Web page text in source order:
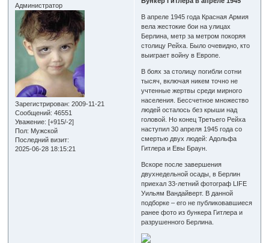
Администратор
Зарегистрирован: 2009-11-21
Сообщений: 46551
Уважение: [+915/-2]
Пол: Мужской
Последний визит:
2025-06-28 18:15:21
В апреле 1945 года Красная Армия
вела жестокие бои на улицах
Берлина, метр за метром покоряя
столицу Рейха. Было очевидно, кто
выиграет войну в Европе.
В боях за столицу погибли сотни
тысяч, включая никем точно не
учтенные жертвы среди мирного
населения. Бессчетное множество
людей осталось без крыши над
головой. Но конец Третьего Рейха
наступил 30 апреля 1945 года со
смертью двух людей: Адольфа
Гитлера и Евы Браун.
Вскоре после завершения
двухнедельной осады, в Берлин
приехал 33-летний фотограф LIFE
Уильям Вандайверт. В данной
подборке – его не публиковавшиеся
ранее фото из бункера Гитлера и
разрушенного Берлина.